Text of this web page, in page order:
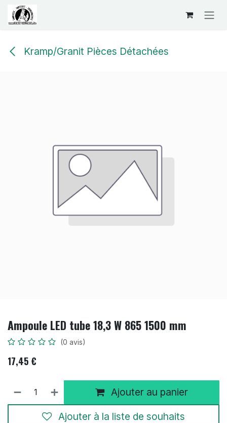
Se rendre au contenu
Kramp/Granit Pièces Détachées
Ampoule LED tube 18,3 W 865 1500 mm
(0 avis)
17,45 €
Ajouter au panier
Ajouter à la liste de souhaits